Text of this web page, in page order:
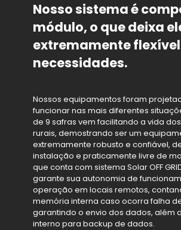
Nosso sistema é
módulo, o que deixa
extremamente
necessidades.
Nossos equipamentos foram
funcionar nas mais diferentes
de 9 safras vem facilitando a vida
rurais, demostrando ser um
extremamente robusto e confiável,
instalação e praticamente livre de
que conta com sistema Solar OFF
garante sua autonomia de
operação em locais remotos,
memória interna caso ocorra falha
garantindo o envio dos dados, além
interno para backup de dados.